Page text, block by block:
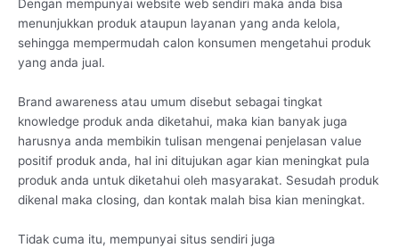
Dengan mempunyai website web sendiri maka anda bisa
menunjukkan produk ataupun layanan yang anda kelola,
sehingga mempermudah calon konsumen mengetahui produk
yang anda jual.
Brand awareness atau umum disebut sebagai tingkat
knowledge produk anda diketahui, maka kian banyak juga
harusnya anda membikin tulisan mengenai penjelasan value
positif produk anda, hal ini ditujukan agar kian meningkat pula
produk anda untuk diketahui oleh masyarakat. Sesudah produk
dikenal maka closing, dan kontak malah bisa kian meningkat.
Tidak cuma itu, mempunyai situs sendiri juga